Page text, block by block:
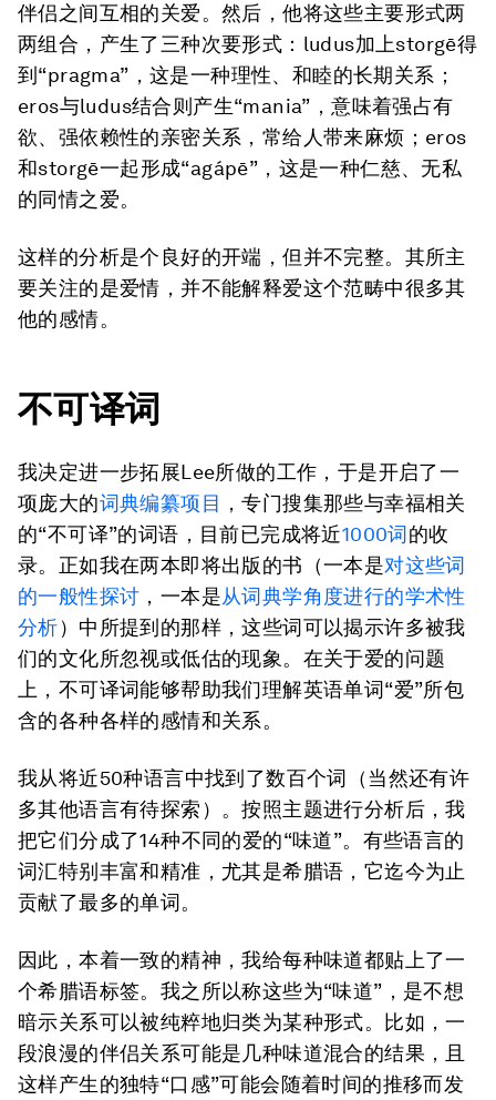
伴侣之间互相的关爱。然后，他将这些主要形式两
两组合，产生了三种次要形式：ludus加上storgē得
到“pragma”，这是一种理性、和睦的长期关系；
eros与ludus结合则产生“mania”，意味着强占有
欲、强依赖性的亲密关系，常给人带来麻烦；eros
和storgē一起形成“agápē”，这是一种仁慈、无私
的同情之爱。
这样的分析是个良好的开端，但并不完整。其所主
要关注的是爱情，并不能解释爱这个范畴中很多其
他的感情。
不可译词
我决定进一步拓展Lee所做的工作，于是开启了一
项庞大的词典编纂项目 ，专门搜集那些与幸福相关
的“不可译”的词语，目前已完成将近1000词 的收
录。正如我在两本即将出版的书（一本是对这些词
的一般性探讨 ，一本是从词典学角度进行的学术性
分析）中所提到的那样，这些词可以揭示许多被我
们的文化所忽视或低估的现象。在关于爱的问题
上，不可译词能够帮助我们理解英语单词“爱”所包
含的各种各样的感情和关系。
我从将近50种语言中找到了数百个词（当然还有许
多其他语言有待探索）。按照主题进行分析后，我
把它们分成了14种不同的爱的“味道”。有些语言的
词汇特别丰富和精准，尤其是希腊语，它迄今为止
贡献了最多的单词。
因此，本着一致的精神，我给每种味道都贴上了一
个希腊语标签。我之所以称这些为“味道”，是不想
暗示关系可以被纯粹地归类为某种形式。比如，一
段浪漫的伴侣关系可能是几种味道混合的结果，且
这样产生的独特“口感”可能会随着时间的推移而发